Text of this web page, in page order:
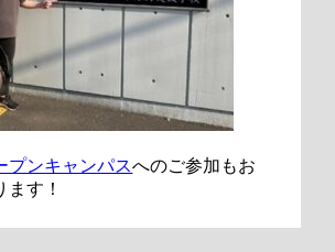
プンキャンパスへのご参加もお
す！